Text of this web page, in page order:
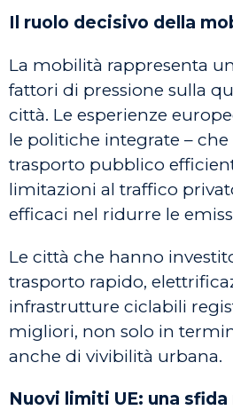
Il ruolo decisivo della
La mobilità rappresenta
fattori di pressione sulla
città. Le esperienze
le politiche integrate –
trasporto pubblico
limitazioni al traffico
efficaci nel ridurre le
Le città che hanno
trasporto rapido,
infrastrutture ciclabili
migliori, non solo in
anche di vivibilità urbana.
Nuovi limiti UE: una